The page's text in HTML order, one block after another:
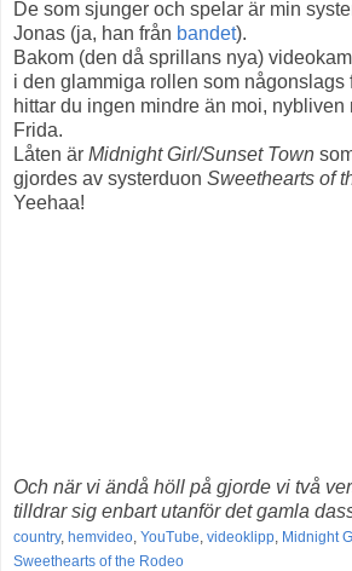
De som sjunger och spelar är min
Jonas (ja, han från bandet).
Bakom (den då sprillans nya)
i den glammiga rollen som någonslags
hittar du ingen mindre än moi,
Frida.
Låten är Midnight Girl/Sunset Town
gjordes av systerduon Sweethearts of
Yeehaa!
Och när vi ändå höll på gjorde vi två
tilldrar sig enbart utanför det gamla
country, hemvideo, YouTube, videoklipp, Midnight
Sweethearts of the Rodeo